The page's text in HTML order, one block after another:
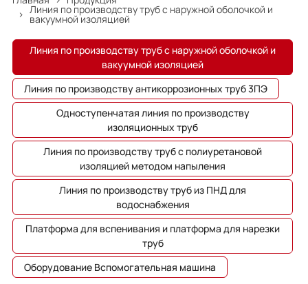
Линия по производству труб с наружной оболочкой и
вакуумной изоляцией
Линия по производству труб с наружной оболочкой и
вакуумной изоляцией
Линия по производству антикоррозионных труб 3ПЭ
Одноступенчатая линия по производству
изоляционных труб
Линия по производству труб с полиуретановой
изоляцией методом напыления
Линия по производству труб из ПНД для
водоснабжения
Платформа для вспенивания и платформа для нарезки
труб
Оборудование Вспомогательная машина